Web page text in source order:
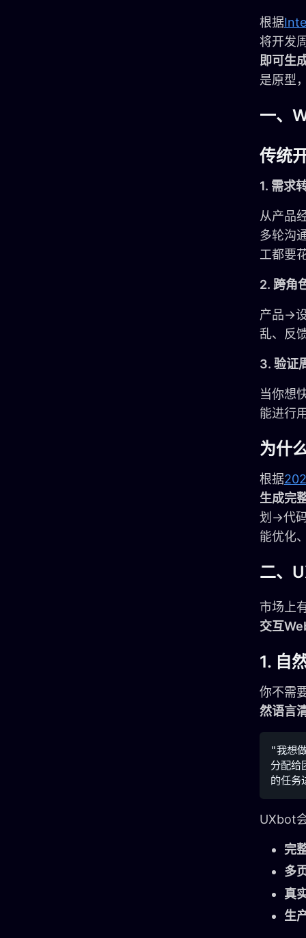
根据
将开发
即可生
是原型
一、
传统
1. 需求
从产品
多轮沟
工都要
2. 跨角
产品→
乱、反
3. 验证
当你想
能进行
为什
根据
生成完
划→代
能优化
二、
市场上
交互
1. 自
你不需
然语言
"我想
分配给
UXbot
完
多
真
生